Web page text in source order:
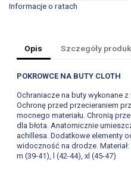
Informacje o ratach
Opis Szczegóły
POKROWCE NA BUTY CLOTH
Ochraniacze na buty wykonane
Ochronę przed przecieraniem
mocnego materiału. Chronią
dla błota. Anatomicznie
achillesa. Dodatkowe elementy
widoczność na drodze. Materiał:
m (39-41), l (42-44), xl (45-47)